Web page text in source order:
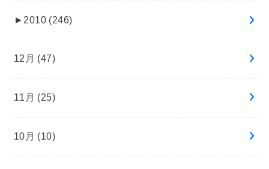
► 2010 (246)
12月 (47)
11月 (25)
10月 (10)